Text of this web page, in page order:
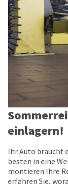
einlagern!
Ihr Auto braucht
besten in eine
montieren Ihre
erfahren Sie,